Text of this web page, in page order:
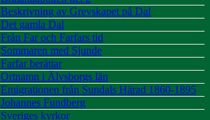
Beskrivning av Grevskapet på Dal
Det gamla Dal
Från Far och Farfars tid
Sommaren med Sjunde
Farfar berättar
Ortnamn i Älvsborgs län
Emigrationen från Sundals Härad 1860-1895
Johannes Fundberg
Sveriges kyrkor